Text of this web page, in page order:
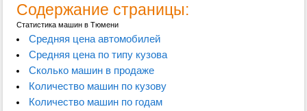
Содержание страницы:
Статистика машин в Тюмени
Средняя цена автомобилей
Средняя цена по типу кузова
Сколько машин в продаже
Количество машин по кузову
Количество машин по годам